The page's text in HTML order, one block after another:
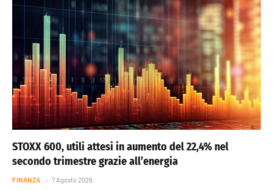
STOXX 600, utili attesi in aumento del 22,4% nel
secondo trimestre grazie all’energia
FINANZA 7 Agosto 2026